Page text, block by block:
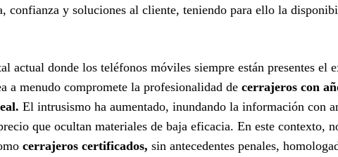
confianza y soluciones al cliente, teniendo para ello la
actual donde los teléfonos móviles siempre están presentes el
a menudo compromete la profesionalidad de cerrajeros con
El intrusismo ha aumentado, inundando la información con
que ocultan materiales de baja eficacia. En este contexto,
cerrajeros certificados, sin antecedentes penales,